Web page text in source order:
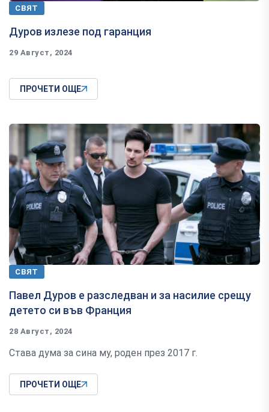
СВЯТ
Дуров излезе под гаранция
29 Август, 2024
ПРОЧЕТИ ОЩЕ
СВЯТ
Павел Дуров е разследван и за насилие срещу
детето си във Франция
28 Август, 2024
Става дума за сина му, роден през 2017 г.
ПРОЧЕТИ ОЩЕ